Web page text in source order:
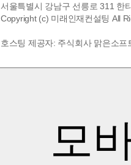
서울특별시 강남구 선릉로 311 한
Copyright (c) 미래인재컨설팅 All
호스팅 제공자: 주식회사 맑은소
모